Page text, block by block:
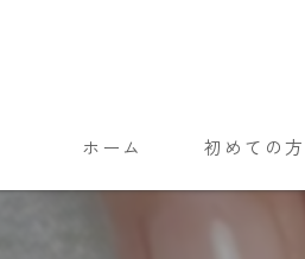
ホーム 初めての